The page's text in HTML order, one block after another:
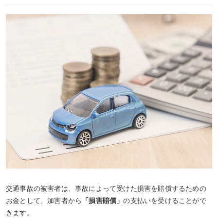
交通事故の被害者は、事故によって受けた損害を賠償するための
お金として、加害者から
「損害賠償」の支払いを受けることがで
きます。